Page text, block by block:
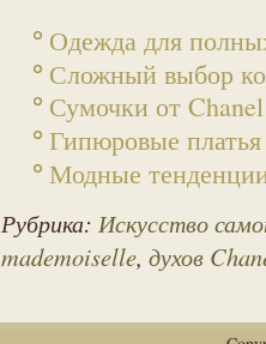
Одежда для
Сложный выбор
Сумочки от Chanel
Гипюровые
Модные
Рубрика: Искусство
mademoiselle, духов